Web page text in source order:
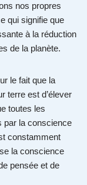
nos propres
qui signifie que
à la réduction
de la planète.
le fait que la
terre est d’élever
toutes les
par la conscience
constamment
la conscience
pensée et de